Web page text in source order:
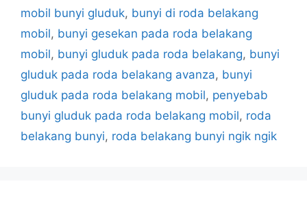
mobil bunyi gluduk, bunyi di roda belakang
mobil, bunyi gesekan pada roda belakang
mobil, bunyi gluduk pada roda belakang, bunyi
gluduk pada roda belakang avanza, bunyi
gluduk pada roda belakang mobil, penyebab
bunyi gluduk pada roda belakang mobil, roda
belakang bunyi, roda belakang bunyi ngik ngik